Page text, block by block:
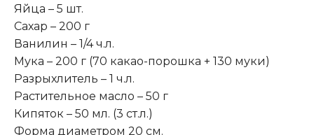
Яйца – 5 шт.
Сахар – 200 г
Ванилин – 1/4 ч.л.
Мука – 200 г (70 какао-порошка + 130 муки)
Разрыхлитель – 1 ч.л.
Растительное масло – 50 г
Кипяток – 50 мл. (3 ст.л.)
Форма диаметром 20 см.